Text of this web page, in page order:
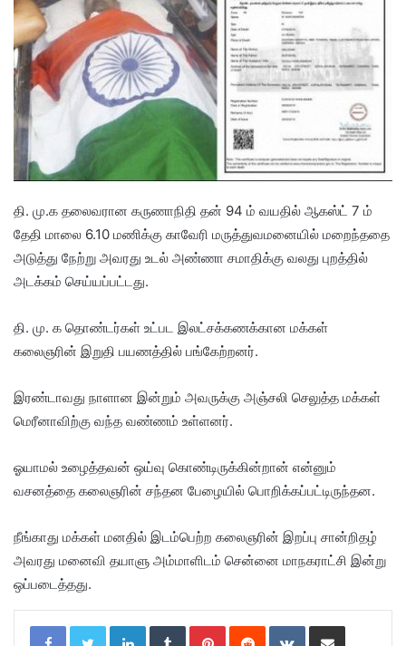
தி. மு.க தலைவரான கருணாநிதி தன் 94 ம் வயதில் ஆகஸ்ட் 7 ம்
தேதி மாலை 6.10 மணிக்கு காவேரி மருத்துவமனையில் மறைந்ததை
அடுத்து நேற்று அவரது உடல் அண்ணா சமாதிக்கு வலது புறத்தில்
அடக்கம் செய்யப்பட்டது.
தி. மு. க தொண்டர்கள் உட்பட இலட்சக்கணக்கான மக்கள்
கலைஞரின் இறுதி பயணத்தில் பங்கேற்றனர்.
இரண்டாவது நாளான இன்றும் அவருக்கு அஞ்சலி செலுத்த மக்கள்
மெரீனாவிற்கு வந்த வண்ணம் உள்ளனர்.
ஓயாமல் உழைத்தவன் ஒய்வு கொண்டிருக்கின்றான் என்னும்
வசனத்தை கலைஞரின் சந்தன பேழையில் பொறிக்கப்பட்டிருந்தன.
நீங்காது மக்கள் மனதில் இடம்பெற்ற கலைஞரின் இறப்பு சான்றிதழ்
அவரது மனைவி தயாளு அம்மாளிடம் சென்னை மாநகராட்சி இன்று
ஒப்படைத்தது.
LinkedIn Tumblr Pinterest Reddit VKontakte